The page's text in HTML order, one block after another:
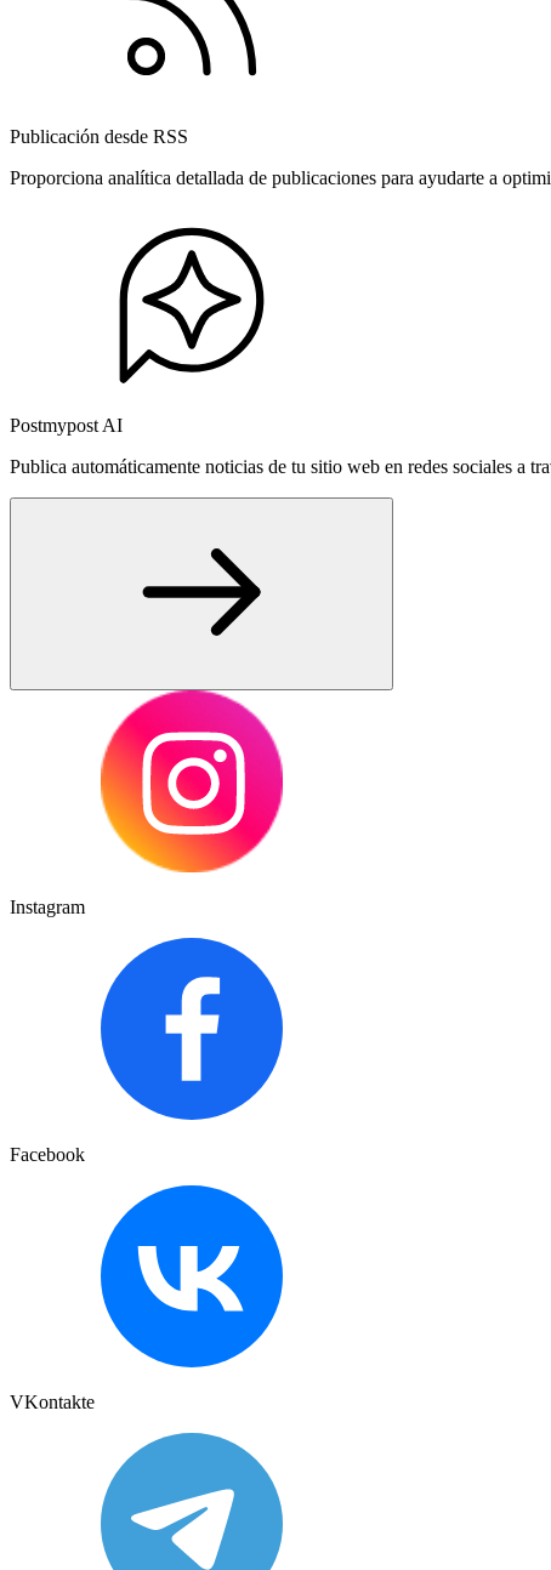
Publicación desde RSS
Proporciona analítica detallada de publicaciones para ayudarte a
Postmypost AI
Publica automáticamente noticias de tu sitio web en redes sociales a
Instagram
Facebook
VKontakte